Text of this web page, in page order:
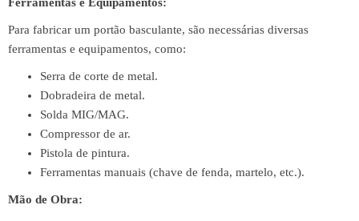
Ferramentas e Equipamentos:
Para fabricar um portão basculante, são necessárias diversas
ferramentas e equipamentos, como:
Serra de corte de metal.
Dobradeira de metal.
Solda MIG/MAG.
Compressor de ar.
Pistola de pintura.
Ferramentas manuais (chave de fenda, martelo, etc.).
Mão de Obra: